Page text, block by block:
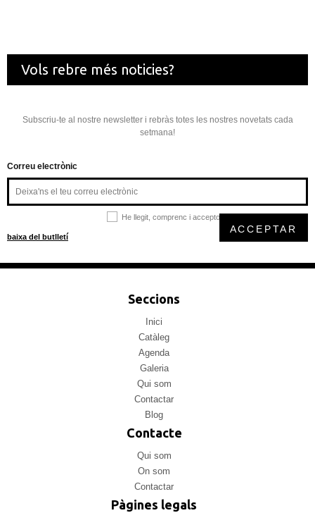
Vols rebre més noticies?
Subscriu-te al nostre newsletter i rebràs totes les nostres novetats cada
setmana!
Correu electrònic
He llegit, comprenc i accepto la
baixa del butlletí
ACCEPTAR
Seccions
Inici
Catàleg
Agenda
Galeria
Qui som
Contactar
Blog
Contacte
Qui som
On som
Contactar
Pàgines legals